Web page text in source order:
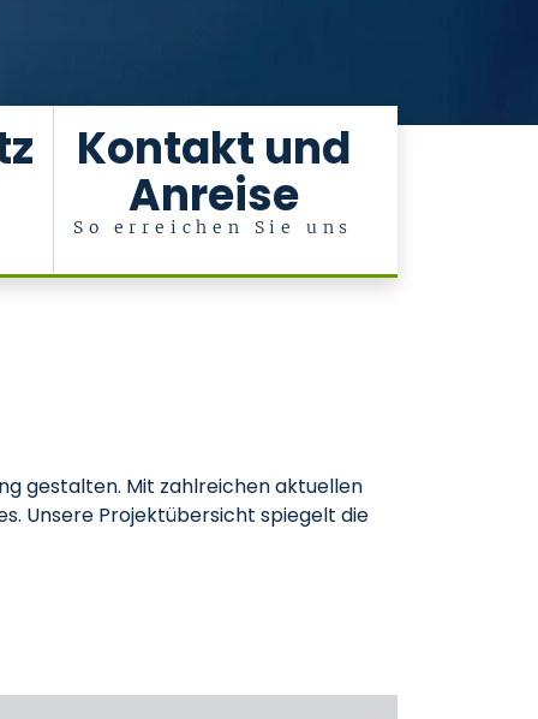
Kontakt und
Anreise
So erreichen Sie uns
gestalten. Mit zahlreichen aktuellen
Unsere Projektübersicht spiegelt die